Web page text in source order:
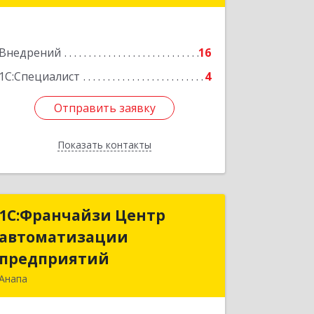
Внедрений
16
1С:Специалист
4
Отправить заявку
Показать контакты
Отправить заявку
Назад
1С:Франчайзи Центр
автоматизации
предприятий
1С:Франчайзи Центр
автоматизации
предприятий